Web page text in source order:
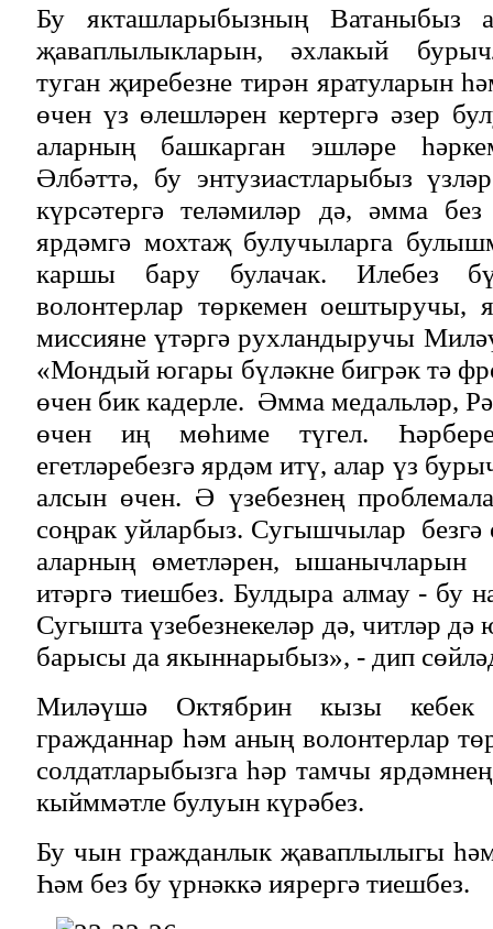
Бу якташларыбызның Ватаныбыз
җаваплылыкларын, әхлакый
туган җиребезне тирән яратуларын
өчен үз өлешләрен кертергә әзер
аларның башкарган эшләре
Әлбәттә, бу энтузиастларыбыз
күрсәтергә теләмиләр дә, әмма
ярдәмгә мохтаҗ булучыларга
каршы бару булачак. Илебез
волонтерлар төркемен оештыручы,
миссияне үтәргә рухландыручы
«Мондый югары бүләкне бигрәк тә
өчен бик кадерле. Әмма медальләр,
өчен иң мөһиме түгел.
егетләребезгә ярдәм итү, алар үз
алсын өчен. Ә үзебезнең
соңрак уйларбыз. Сугышчылар безгә
аларның өметләрен, ышанычларын
итәргә тиешбез. Булдыра алмау - бу
Сугышта үзебезнекеләр дә, читләр
барысы да якыннарыбыз», - дип
Миләүшә Октябрин кызы кебек
гражданнар һәм аның волонтерлар
солдатларыбызга һәр тамчы
кыйммәтле булуын күрәбез.
Бу чын гражданлык җаваплылыгы
Һәм без бу үрнәккә иярергә тиешбез.